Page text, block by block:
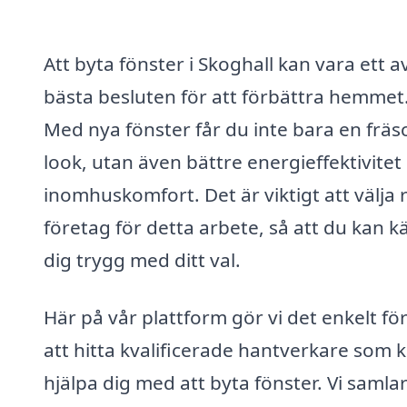
Att byta fönster i Skoghall kan vara ett
bästa besluten för att förbättra
Med nya fönster får du inte bara en
look, utan även bättre energieffektivitet
inomhuskomfort. Det är viktigt att välja
företag för detta arbete, så att du kan
dig trygg med ditt val.
Här på vår plattform gör vi det enkelt
att hitta kvalificerade hantverkare som
hjälpa dig med att byta fönster. Vi